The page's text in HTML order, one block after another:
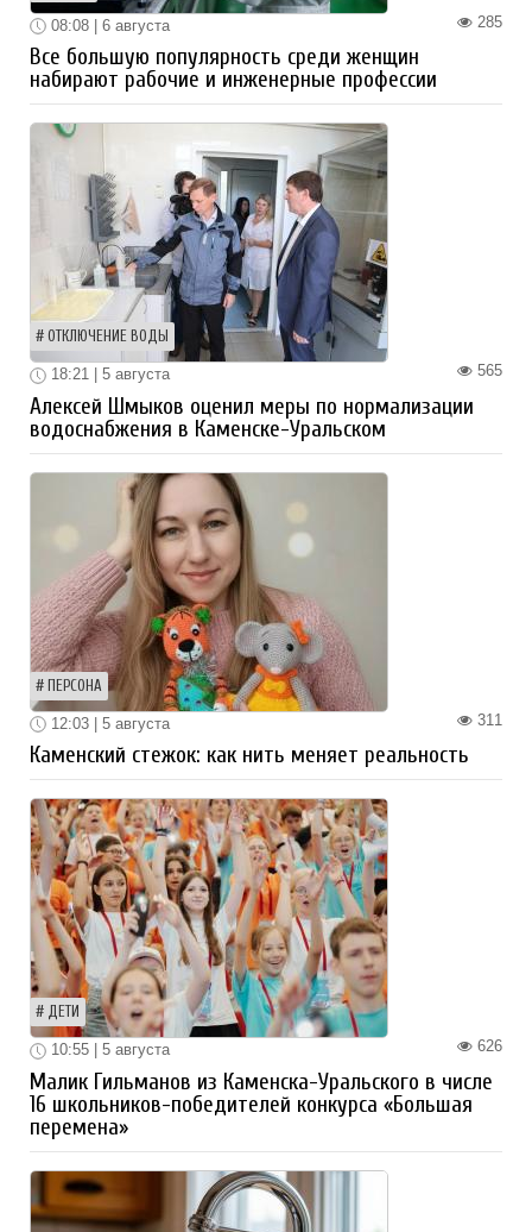
285
08:08 | 6 августа
Все большую популярность среди женщин
набирают рабочие и инженерные профессии
ОТКЛЮЧЕНИЕ ВОДЫ
565
18:21 | 5 августа
Алексей Шмыков оценил меры по нормализации
водоснабжения в Каменске-Уральском
ПЕРСОНА
311
12:03 | 5 августа
Каменский стежок: как нить меняет реальность
ДЕТИ
626
10:55 | 5 августа
Малик Гильманов из Каменска-Уральского в числе
16 школьников-победителей конкурса «Большая
перемена»